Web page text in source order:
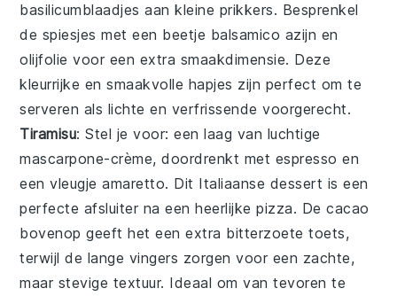
basilicumblaadjes aan kleine prikkers. Besprenkel
de spiesjes met een beetje balsamico azijn en
olijfolie voor een extra smaakdimensie. Deze
kleurrijke en smaakvolle hapjes zijn perfect om te
serveren als lichte en verfrissendevoorgerecht.
Tiramisu: Stel je voor: eenlaag van luchtige
mascarpone-crème, doordrenkt met espresso en
een vleugjeamaretto. Dit Italiaanse dessert is een
perfecte afsluiter na een heerlijkepizza. Decacao
bovenop geeft het een extra bitterzoete toets,
terwijl de lange vingers zorgen voor een zachte,
maar stevige textuur. Ideaal om van tevoren te